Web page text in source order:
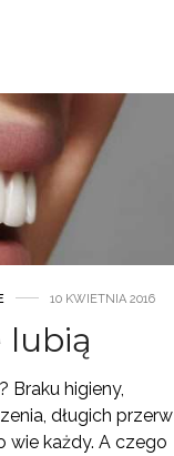
10 KWIETNIA 2016
lubią
Braku higieny,
długich przerw
wie każdy. A czego